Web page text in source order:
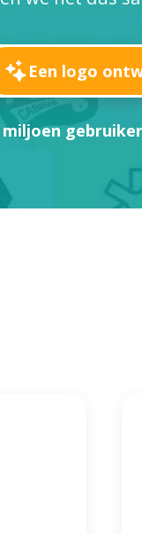
Een logo
miljoen